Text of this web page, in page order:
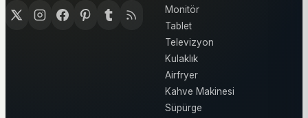
Monitör
Tablet
Televizyon
Kulaklık
Airfryer
Kahve Makinesi
Süpürge